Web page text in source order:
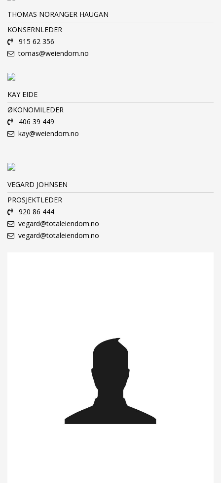
THOMAS NORANGER HAUGAN
KONSERNLEDER
915 62 356
tomas@weiendom.no
KAY EIDE
ØKONOMILEDER
406 39 449
kay@weiendom.no
VEGARD JOHNSEN
PROSJEKTLEDER
920 86 444
vegard@totaleiendom.no
vegard@totaleiendom.no